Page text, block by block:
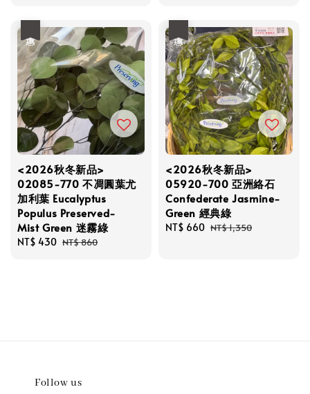
<2026秋冬新品>
02085-770 不凋圓葉尤
加利葉 Eucalyptus
Populus Preserved-
Mist Green 迷霧綠
Sale
NT$ 430 Regular
NT$ 860
<2026秋冬新品>
05920-700 亞洲絡石
Confederate Jasmine-
Green 經典綠
Sale
NT$ 660 Regular
NT$ 1,350
Follow us